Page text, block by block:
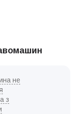
не
з